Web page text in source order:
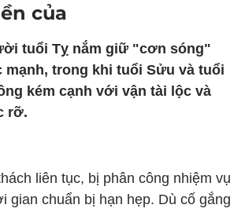
của
tuổi Tỵ nắm giữ "cơn sóng"
mạnh, trong khi tuổi Sửu và tuổi
kém cạnh với vận tài lộc và
rỡ.
liên tục, bị phân công nhiệm vụ
gian chuẩn bị hạn hẹp. Dù cố gắng